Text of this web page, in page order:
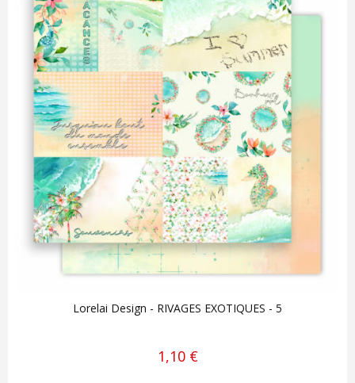
Lorelai Design - RIVAGES EXOTIQUES - 5
1,10 €